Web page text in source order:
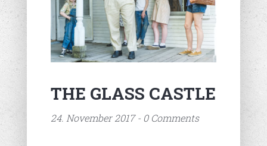
THE GLASS CASTLE
24. November 2017 - 0 Comments